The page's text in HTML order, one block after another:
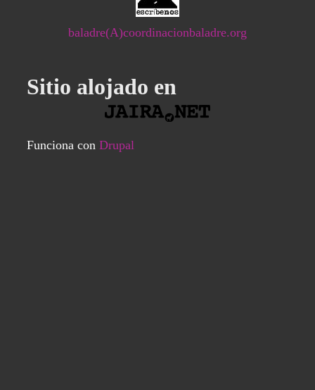
baladre(A)coordinacionbaladre.org
Sitio alojado en
Funciona con Drupal